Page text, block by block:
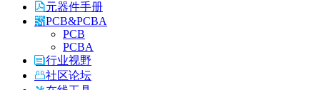
元器件手册
PCB&PCBA
PCB
PCBA
行业视野
社区论坛